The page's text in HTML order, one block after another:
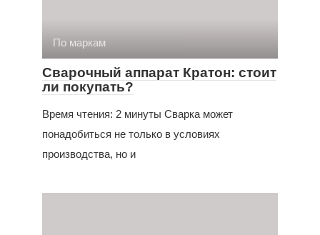
По маркам
Сварочный аппарат Кратон: стоит
ли покупать?
Время чтения: 2 минуты Сварка может
понадобиться не только в условиях
производства, но и